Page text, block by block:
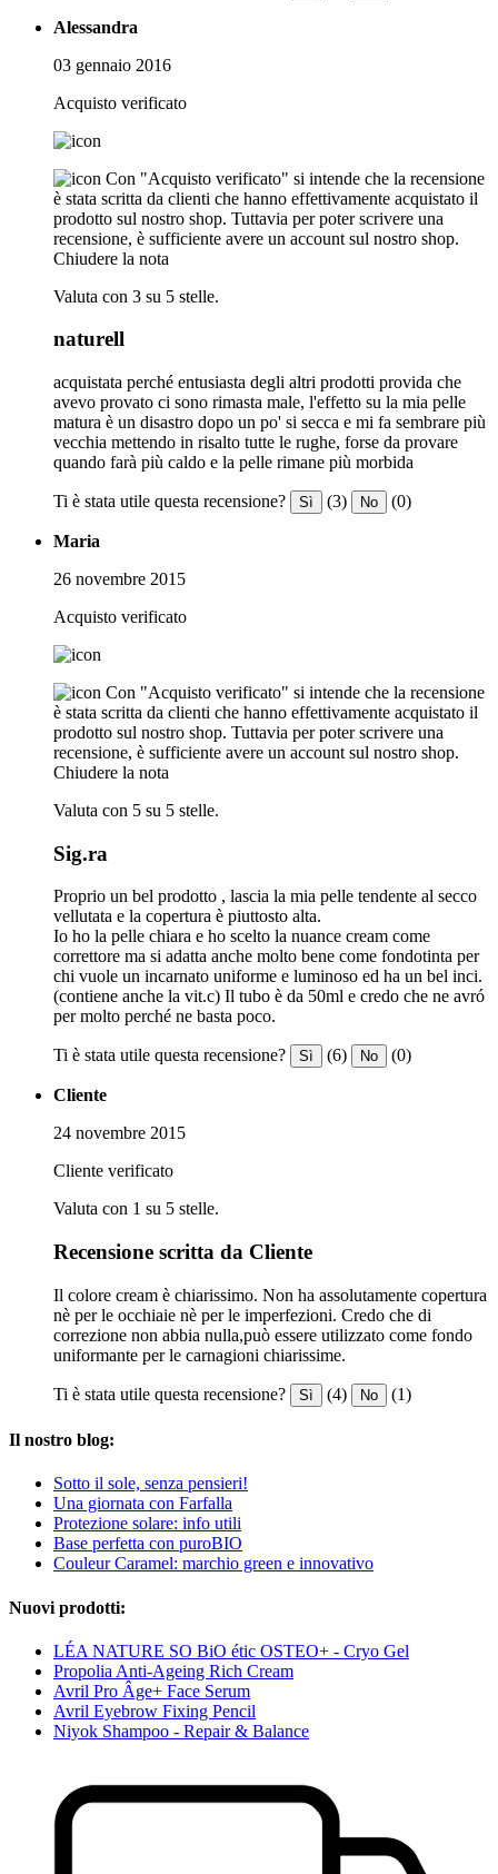
Alessandra
03 gennaio 2016
Acquisto verificato
Con "Acquisto verificato" si intende che la recensione
è stata scritta da clienti che hanno effettivamente acquistato il
prodotto sul nostro shop. Tuttavia per poter scrivere una
recensione, è sufficiente avere un account sul nostro shop.
Chiudere la nota
Valuta con 3 su 5 stelle.
naturell
acquistata perché entusiasta degli altri prodotti provida che
avevo provato ci sono rimasta male, l'effetto su la mia pelle
matura è un disastro dopo un po' si secca e mi fa sembrare più
vecchia mettendo in risalto tutte le rughe, forse da provare
quando farà più caldo e la pelle rimane più morbida
Ti è stata utile questa recensione? Sì (3) No (0)
Maria
26 novembre 2015
Acquisto verificato
Con "Acquisto verificato" si intende che la recensione
è stata scritta da clienti che hanno effettivamente acquistato il
prodotto sul nostro shop. Tuttavia per poter scrivere una
recensione, è sufficiente avere un account sul nostro shop.
Chiudere la nota
Valuta con 5 su 5 stelle.
Sig.ra
Proprio un bel prodotto , lascia la mia pelle tendente al secco
vellutata e la copertura è piuttosto alta.
Io ho la pelle chiara e ho scelto la nuance cream come
correttore ma si adatta anche molto bene come fondotinta per
chi vuole un incarnato uniforme e luminoso ed ha un bel inci.
(contiene anche la vit.c) Il tubo è da 50ml e credo che ne avró
per molto perché ne basta poco.
Ti è stata utile questa recensione? Sì (6) No (0)
Cliente
24 novembre 2015
Cliente verificato
Valuta con 1 su 5 stelle.
Recensione scritta da Cliente
Il colore cream è chiarissimo. Non ha assolutamente copertura
nè per le occhiaie nè per le imperfezioni. Credo che di
correzione non abbia nulla,può essere utilizzato come fondo
uniformante per le carnagioni chiarissime.
Ti è stata utile questa recensione? Sì (4) No (1)
Il nostro blog:
Sotto il sole, senza pensieri!
Una giornata con Farfalla
Protezione solare: info utili
Base perfetta con puroBIO
Couleur Caramel: marchio green e innovativo
Nuovi prodotti:
LÉA NATURE SO BiO étic OSTEO+ - Cryo Gel
Propolia Anti-Ageing Rich Cream
Avril Pro Âge+ Face Serum
Avril Eyebrow Fixing Pencil
Niyok Shampoo - Repair & Balance